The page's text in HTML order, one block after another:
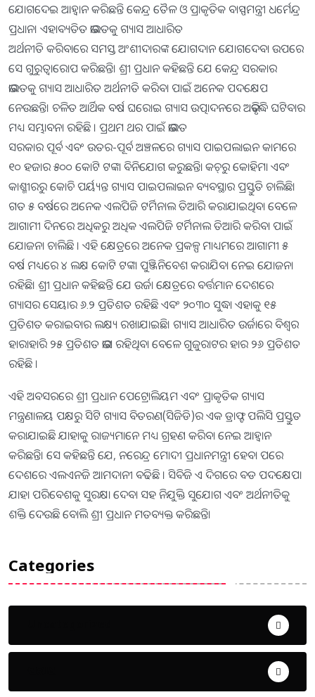
ଯୋଗଦେଇ ଆହ୍ୱାନ କରିଛନ୍ତି କେନ୍ଦ୍ର ତୈଳ ଓ ପ୍ରାକୃତିକ ବାସ୍ପମନ୍ତ୍ରୀ ଧର୍ମେନ୍ଦ୍ର
ପ୍ରଧାନ। ଏହାବ୍ୟତିତ ଭାରତକୁ ଗ୍ୟାସ ଆଧାରିତ
ଅର୍ଥନୀତି କରିବାରେ ସମସ୍ତ ଅଂଶୀଦାରଙ୍କ ଯୋଗଦାନ ଯୋଗଦେବା ଉପରେ
ସେ ଗୁରୁତ୍ୱାରୋପ କରିଛନ୍ତି। ଶ୍ରୀ ପ୍ରଧାନ କହିଛନ୍ତି ଯେ କେନ୍ଦ୍ର ସରକାର
ଭାରତକୁ ଗ୍ୟାସ ଆଧାରିତ ଅର୍ଥନୀତି କରିବା ପାଇଁ ଅନେକ ପଦକ୍ଷେପ
ନେଉଛନ୍ତି। ଚଳିତ ଆର୍ଥିକ ବର୍ଷ ଘରୋଇ ଗ୍ୟାସ ଉତ୍ପାଦନରେ ଅଭିବୃଦ୍ଧି ଘଟିବାର
ମଧ୍ୟ ସମ୍ଭାବନା ରହିଛି । ପ୍ରଥମ ଥର ପାଇଁ ଭାରତ
ସରକାର ପୂର୍ବ ଏବଂ ଉତର-ପୂର୍ବ ଅଞ୍ଚଳରେ ଗ୍ୟାସ ପାଇପଲାଇନ କାମରେ
୧୦ ହଜାର ୫୦୦ କୋଟି ଟଙ୍କା ବିନିଯୋଗ କରୁଛନ୍ତିା କଚ୍‍ରୁ କୋହିମା ଏବଂ
କାଶ୍ମୀରରୁ କୋଚି ପର୍ୟ୍ୟନ୍ତ ଗ୍ୟାସ ପାଇପଲାଇନ ବ୍ୟବସ୍ଥାର ପ୍ରସ୍ତୁତି ଚାଲିଛି।
ଗତ ୫ ବର୍ଷରେ ଅନେକ ଏଲପିଜି ଟର୍ମିନାଲ ତିଆରି କରାଯାଇଥିବା ବେଳେ
ଆଗାମୀ ଦିନରେ ଅଧିକରୁ ଅଧିକ ଏଲପିଜି ଟର୍ମିନାଲ ତିଆରି କରିବା ପାଇଁ
ଯୋଜନା ଚାଲିଛି । ଏହି କ୍ଷେତ୍ରରେ ଅନେକ ପ୍ରକଳ୍ପ ମାଧ୍ୟମରେ ଆଗାମୀ ୫
ବର୍ଷ ମଧ୍ୟରେ ୪ ଲକ୍ଷ କୋଟି ଟଙ୍କା ପୁଞ୍ଜିନିବେଶ କରାଯିବା ନେଇ ଯୋଜନା
ରହିଛି। ଶ୍ରୀ ପ୍ରଧାନ କହିଛନ୍ତି ଯେ ଉର୍ଜା କ୍ଷେତ୍ରରେ ବର୍ତ୍ତମାନ ଦେଶରେ
ଗ୍ୟାସର ସେୟାର ୬.୨ ପ୍ରତିଶତ ରହିଛି ଏବଂ ୨୦୩୦ ସୁଦ୍ଧା ଏହାକୁ ୧୫
ପ୍ରତିଶତ କରାଇବାର ଲକ୍ଷ୍ୟ ରଖାଯାଇଛି। ଗ୍ୟାସ ଆଧାରିତ ଉର୍ଜାରେ ବିଶ୍ୱର
ହାରାହାରି ୨୫ ପ୍ରତିଶତ ଭାଗ ରହିଥିବା ବେଳେ ଗୁଜୁରାଟର ହାର ୨୬ ପ୍ରତିଶତ
ରହିଛି ।
ଏହି ଅବସରରେ ଶ୍ରୀ ପ୍ରଧାନ ପେଟ୍ରୋଲିୟମ ଏବଂ ପ୍ରାକୃତିକ ଗ୍ୟାସ
ମନ୍ତ୍ରଣାଳୟ ପକ୍ଷରୁ ସିଟି ଗ୍ୟାସ ବିତରଣ(ସିଜିଡି)ର ଏକ ଡ୍ରାଫ୍ଟ ପଲିସି ପ୍ରସ୍ତୁତ
କରାଯାଇଛି ଯାହାକୁ ରାଜ୍ୟମାନେ ମଧ୍ୟ ଗ୍ରହଣ କରିବା ନେଇ ଆହ୍ୱାନ
କରିଛନ୍ତି। ସେ କହିଛନ୍ତି ଯେ, ନରେନ୍ଦ୍ର ମୋଦୀ ପ୍ରଧାନମନ୍ତ୍ରୀ ହେବା ପରେ
ଦେଶରେ ଏଲଏନଜି ଆମଦାନୀ ବଢିଛି । ସିବିଜି ଏ ଦିଗରେ ବଡ ପଦକ୍ଷେପ।
ଯାହା ପରିବେଶକୁ ସୁରକ୍ଷା ଦେବା ସହ ନିଯୁକ୍ତି ସୁଯୋଗ ଏବଂ ଅର୍ଥନୀତିକୁ
ଶକ୍ତି ଦେଉଛି ବୋଲି ଶ୍ରୀ ପ୍ରଧାନ ମତବ୍ୟକ୍ତ କରିଛନ୍ତି।
Categories